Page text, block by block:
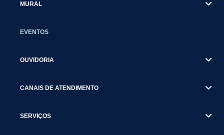
MURAL
EVENTOS
OUVIDORIA
CANAIS DE ATENDIMENTO
SERVIÇOS